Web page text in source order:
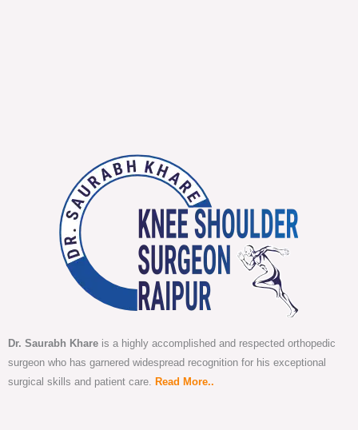
Dr. Saurabh Khare is a highly accomplished and respected orthopedic
surgeon who has garnered widespread recognition for his exceptional
surgical skills and patient care.
Read More..